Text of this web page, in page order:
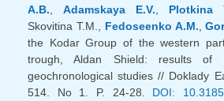
A.B.
Adamskaya E.V. Plotkina
Skovitina T.M., Fedoseenko A.M. ,
the Kodar Group of the western
trough, Aldan Shield: results of
geochronological studies // Doklady
514. No 1. P. 24-28. DOI: